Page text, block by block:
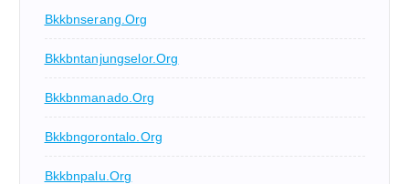
Bkkbnserang.org
Bkkbntanjungselor.org
Bkkbnmanado.org
Bkkbngorontalo.org
Bkkbnpalu.org